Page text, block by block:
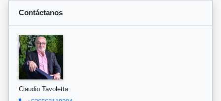
Contáctanos
Claudio Tavoletta